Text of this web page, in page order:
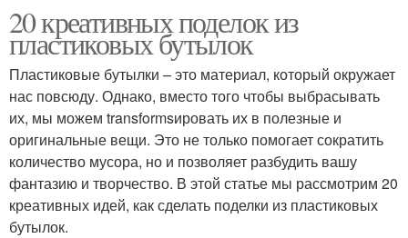
20 креативных поделок из
пластиковых бутылок
Пластиковые бутылки – это материал, который окружает
нас повсюду. Однако, вместо того чтобы выбрасывать
их, мы можем transformsировать их в полезные и
оригинальные вещи. Это не только помогает сократить
количество мусора, но и позволяет разбудить вашу
фантазию и творчество. В этой статье мы рассмотрим 20
креативных идей, как сделать поделки из пластиковых
бутылок.